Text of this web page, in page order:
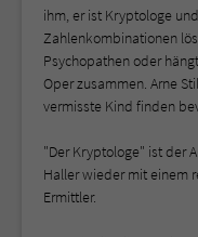
ihm, er ist Kryptologe
Zahlenkombinationen
Psychopathen oder
Oper zusammen. Arne
vermisste Kind finden
"Der Kryptologe" ist der
Haller wieder mit einem
Ermittler.